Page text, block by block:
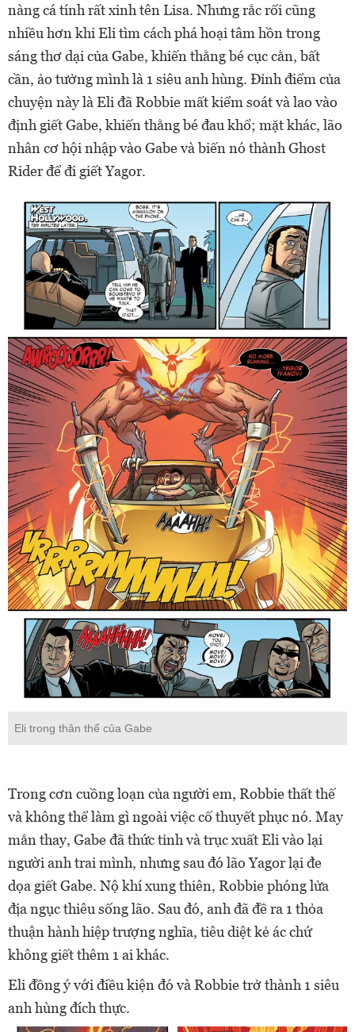
nàng cá tính rất xinh tên Lisa. Nhưng rắc rối cũng
nhiều hơn khi Eli tìm cách phá hoại tâm hồn trong
sáng thơ dại của Gabe, khiến thằng bé cục cằn, bất
cần, ảo tưởng mình là 1 siêu anh hùng. Đỉnh điểm của
chuyện này là Eli đã Robbie mất kiểm soát và lao vào
định giết Gabe, khiến thằng bé đau khổ; mặt khác, lão
nhân cơ hội nhập vào Gabe và biến nó thành Ghost
Rider để đi giết Yagor.
Eli trong thân thể của Gabe
Trong cơn cuồng loạn của người em, Robbie thất thế
và không thể làm gì ngoài việc cố thuyết phục nó. May
mắn thay, Gabe đã thức tỉnh và trục xuất Eli vào lại
người anh trai mình, nhưng sau đó lão Yagor lại đe
dọa giết Gabe. Nộ khí xung thiên, Robbie phóng lửa
địa ngục thiêu sống lão. Sau đó, anh đã đề ra 1 thỏa
thuận hành hiệp trượng nghĩa, tiêu diệt kẻ ác chứ
không giết thêm 1 ai khác.
Eli đồng ý với điều kiện đó và Robbie trở thành 1 siêu
anh hùng đích thực.